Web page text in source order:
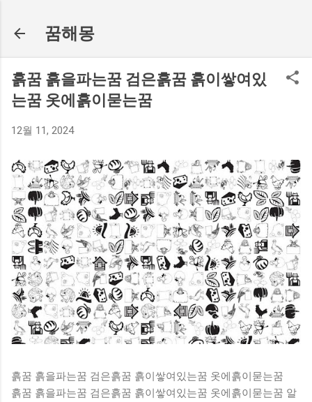
꿈해몽
흙꿈 흙을파는꿈 검은흙꿈 흙이쌓여있
는꿈 옷에흙이묻는꿈
12월 11, 2024
흙꿈 흙을파는꿈 검은흙꿈 흙이쌓여있는꿈 옷에흙이묻는꿈
흙꿈 흙을파는꿈 검은흙꿈 흙이쌓여있는꿈 옷에흙이묻는꿈 알